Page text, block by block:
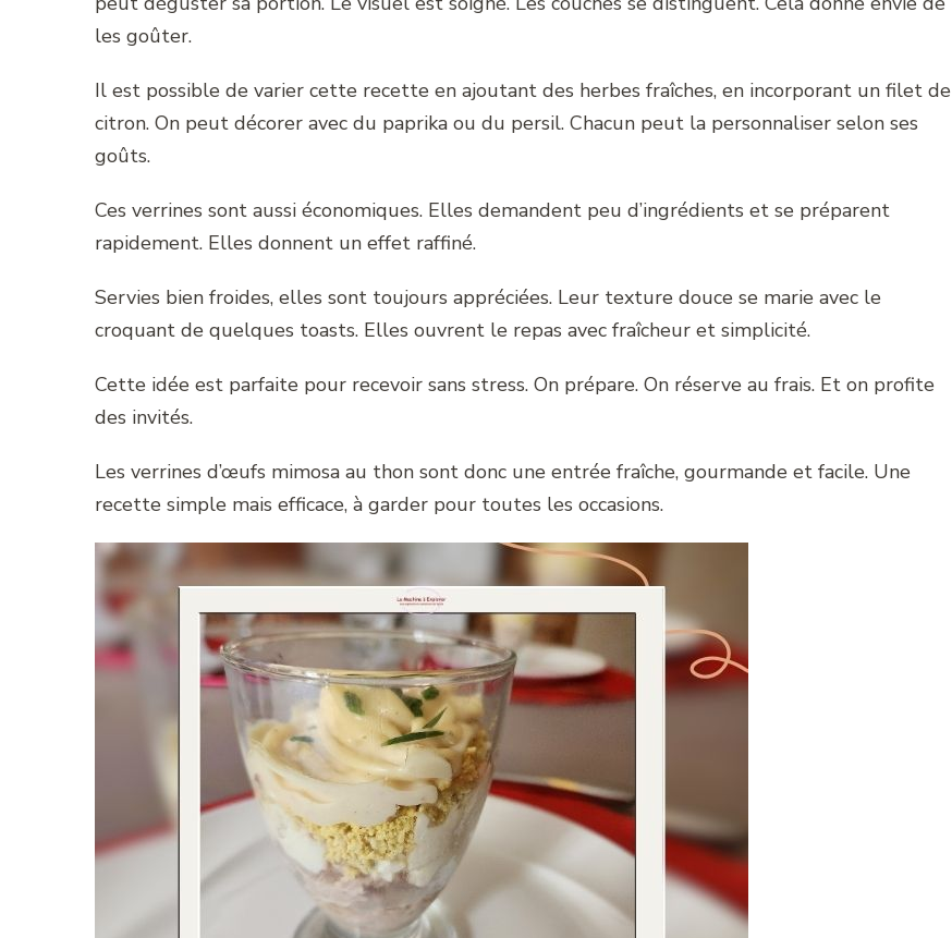
les goûter.
Il est possible de varier cette recette en ajoutant des herbes fraîches, en incorporant un filet de
citron. On peut décorer avec du paprika ou du persil. Chacun peut la personnaliser selon ses
goûts.
Ces verrines sont aussi économiques. Elles demandent peu d’ingrédients et se préparent
rapidement. Elles donnent un effet raffiné.
Servies bien froides, elles sont toujours appréciées. Leur texture douce se marie avec le
croquant de quelques toasts. Elles ouvrent le repas avec fraîcheur et simplicité.
Cette idée est parfaite pour recevoir sans stress. On prépare. On réserve au frais. Et on profite
des invités.
Les verrines d’œufs mimosa au thon sont donc une entrée fraîche, gourmande et facile. Une
recette simple mais efficace, à garder pour toutes les occasions.